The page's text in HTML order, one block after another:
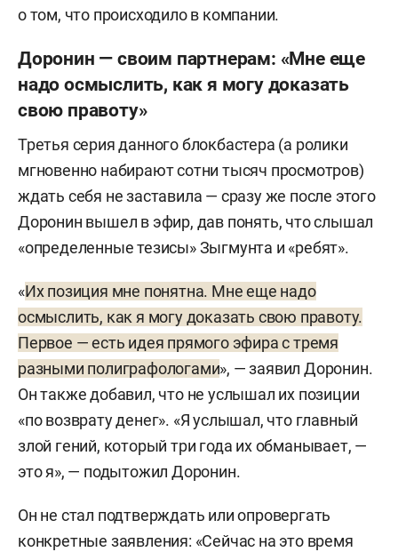
о том, что происходило в компании.
Доронин — своим партнерам: «Мне еще
надо осмыслить, как я могу доказать
свою правоту»
Третья серия данного блокбастера (а ролики
мгновенно набирают сотни тысяч просмотров)
ждать себя не заставила — сразу же после этого
Доронин вышел в эфир, дав понять, что слышал
«определенные тезисы» Зыгмунта и «ребят».
«Их позиция мне понятна. Мне еще надо
осмыслить, как я могу доказать свою правоту.
Первое — есть идея прямого эфира с тремя
разными полиграфологами», — заявил Доронин.
Он также добавил, что не услышал их позиции
«по возврату денег». «Я услышал, что главный
злой гений, который три года их обманывает, —
это я», — подытожил Доронин.
Он не стал подтверждать или опровергать
конкретные заявления: «Сейчас на это время